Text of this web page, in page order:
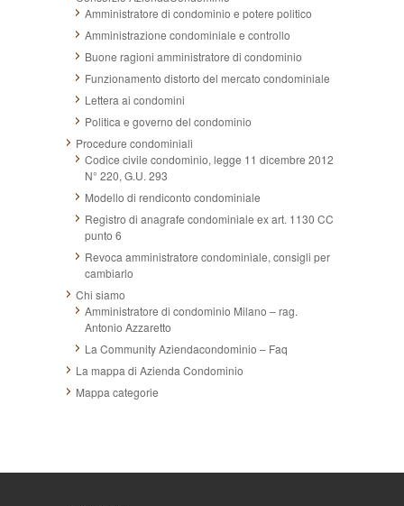
Amministratore di condominio e potere politico
Amministrazione condominiale e controllo
Buone ragioni amministratore di condominio
Funzionamento distorto del mercato condominiale
Lettera ai condomini
Politica e governo del condominio
Procedure condominiali
Codice civile condominio, legge 11 dicembre 2012
N° 220, G.U. 293
Modello di rendiconto condominiale
Registro di anagrafe condominiale ex art. 1130 CC
punto 6
Revoca amministratore condominiale, consigli per
cambiarlo
Chi siamo
Amministratore di condominio Milano – rag.
Antonio Azzaretto
La Community Aziendacondominio – Faq
La mappa di Azienda Condominio
Mappa categorie